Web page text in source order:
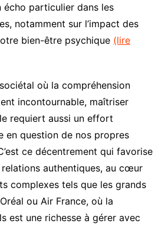
écho particulier dans les
notamment sur l’impact des
bien-être psychique (lire
où la compréhension
incontournable, maîtriser
requiert aussi un effort
en question de nos propres
ce décentrement qui favorise
authentiques, au cœur
complexes tels que les grands
ou Air France, où la
est une richesse à gérer avec